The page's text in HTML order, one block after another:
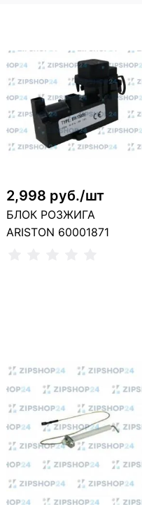
2,998 руб./шт
БЛОК РОЗЖИГА
ARISTON 60001871